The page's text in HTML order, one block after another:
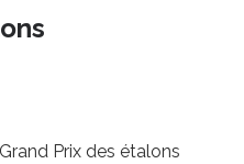
Prix des étalons